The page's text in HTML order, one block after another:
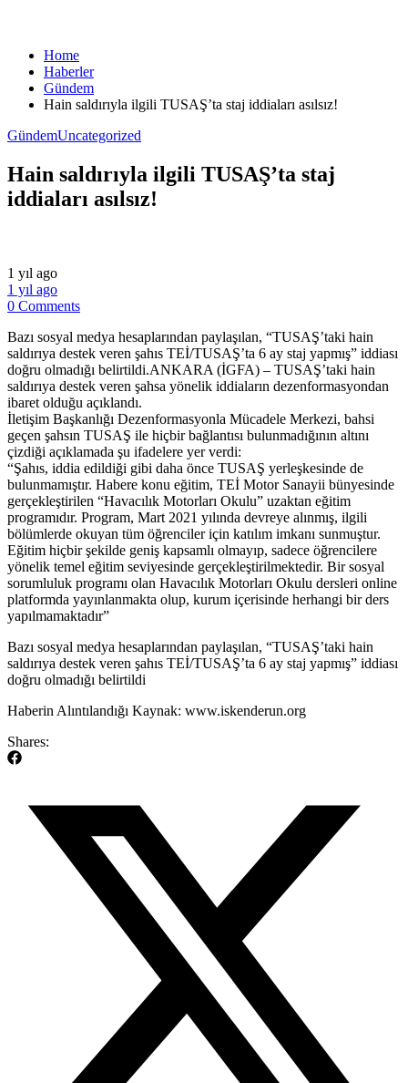
Home
Haberler
Gündem
Hain saldırıyla ilgili TUSAŞ’ta staj iddiaları asılsız!
GündemUncategorized
Hain saldırıyla ilgili TUSAŞ’ta staj
iddiaları asılsız!
1 yıl ago
1 yıl ago
0 Comments
Bazı sosyal medya hesaplarından paylaşılan, “TUSAŞ’taki hain
saldırıya destek veren şahıs TEİ/TUSAŞ’ta 6 ay staj yapmış” iddiası
doğru olmadığı belirtildi.ANKARA (İGFA) – TUSAŞ’taki hain
saldırıya destek veren şahsa yönelik iddiaların dezenformasyondan
ibaret olduğu açıklandı.
İletişim Başkanlığı Dezenformasyonla Mücadele Merkezi, bahsi
geçen şahsın TUSAŞ ile hiçbir bağlantısı bulunmadığının altını
çizdiği açıklamada şu ifadelere yer verdi:
“Şahıs, iddia edildiği gibi daha önce TUSAŞ yerleşkesinde de
bulunmamıştır. Habere konu eğitim, TEİ Motor Sanayii bünyesinde
gerçekleştirilen “Havacılık Motorları Okulu” uzaktan eğitim
programıdır. Program, Mart 2021 yılında devreye alınmış, ilgili
bölümlerde okuyan tüm öğrenciler için katılım imkanı sunmuştur.
Eğitim hiçbir şekilde geniş kapsamlı olmayıp, sadece öğrencilere
yönelik temel eğitim seviyesinde gerçekleştirilmektedir. Bir sosyal
sorumluluk programı olan Havacılık Motorları Okulu dersleri online
platformda yayınlanmakta olup, kurum içerisinde herhangi bir ders
yapılmamaktadır”
​Bazı sosyal medya hesaplarından paylaşılan, “TUSAŞ’taki hain
saldırıya destek veren şahıs TEİ/TUSAŞ’ta 6 ay staj yapmış” iddiası
doğru olmadığı belirtildi
​Haberin Alıntılandığı Kaynak: www.iskenderun.org
Shares: